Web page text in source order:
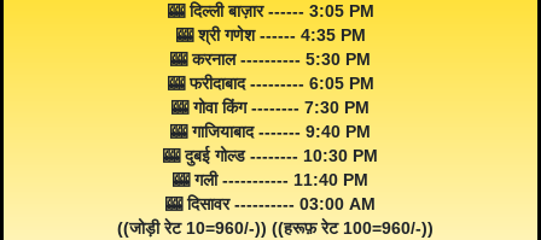
🎰 दिल्ली बाज़ार ------ 3:05 PM
🎰 श्री गणेश ------ 4:35 PM
🎰 करनाल ---------- 5:30 PM
🎰 फरीदाबाद --------- 6:05 PM
🎰 गोवा किंग -------- 7:30 PM
🎰 गाजियाबाद ------- 9:40 PM
🎰 दुबई गोल्ड -------- 10:30 PM
🎰 गली ----------- 11:40 PM
🎰 दिसावर ---------- 03:00 AM
((जोड़ी रेट 10=960/-)) ((हरूफ़ रेट 100=960/-))